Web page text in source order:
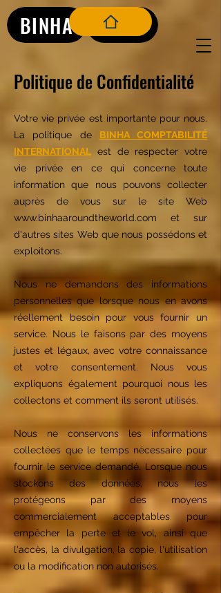
BINHA BLOG
Politique de Confidentialité
Votre vie privée est importante pour nous.
La politique de BINHA COMPTABILITÉ
INTERNATIONAL est de respecter votre
vie privée en ce qui concerne toute
information que nous pouvons collecter
auprès de vous sur le site Web
www.binhaaroundtheworld.com et sur
d'autres sites Web que nous possédons et
exploitons.
​Nous ne demandons des informations
personnelles que lorsque nous en avons
réellement besoin pour vous fournir un
service. Nous le faisons par des moyens
justes et légaux, avec votre connaissance
et votre consentement. Nous vous
expliquons également pourquoi nous les
collectons et comment ils seront utilisés.
Nous ne conservons les informations
collectées que le temps nécessaire pour
fournir le service demandé. Lorsque nous
stockons des données, nous les
protégeons par des moyens
commercialement acceptables pour
empêcher la perte et le vol, ainsi que
l'accès, la divulgation, la copie, l'utilisation
ou la modification non autorisés.